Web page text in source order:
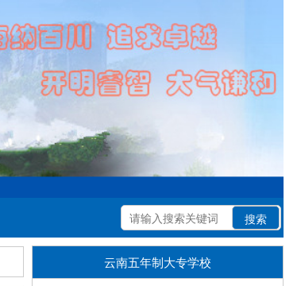
云南五年制大专学校